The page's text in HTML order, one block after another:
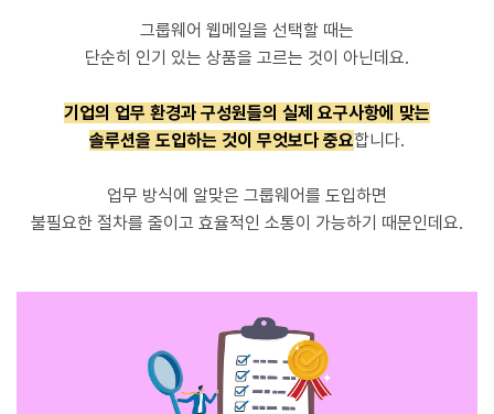
그룹웨어 웹메일을 선택할 때는
단순히 인기 있는 상품을 고르는 것이 아닌데요.
기업의 업무 환경과 구성원들의 실제 요구사항에 맞는
솔루션을 도입하는 것이 무엇보다 중요합니다.
업무 방식에 알맞은 그룹웨어를 도입하면
불필요한 절차를 줄이고 효율적인 소통이 가능하기 때문인데요.